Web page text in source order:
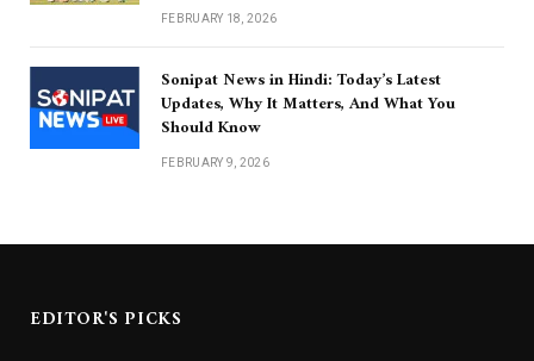
FEBRUARY 18, 2026
Sonipat News in Hindi: Today’s Latest
Updates, Why It Matters, And What You
Should Know
FEBRUARY 9, 2026
EDITOR'S PICKS